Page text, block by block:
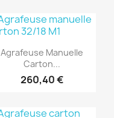
Aperçu rapide
Agrafeuse Manuelle
Carton...
260,40 €